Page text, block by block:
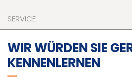
SERVICE
Kontaktaufnahme
Technik Hotline
WIR WÜRDEN SIE
KENNENLERNEN